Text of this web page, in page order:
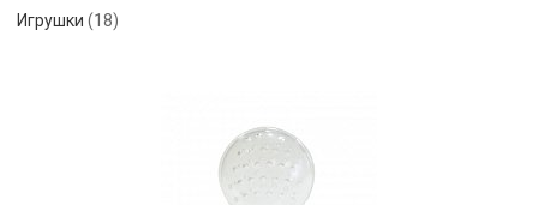
Игрушки (18)